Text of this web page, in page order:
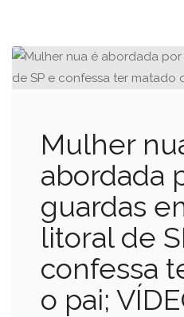
Mulher
abordada
guardas
litoral de
confessa
o pai;